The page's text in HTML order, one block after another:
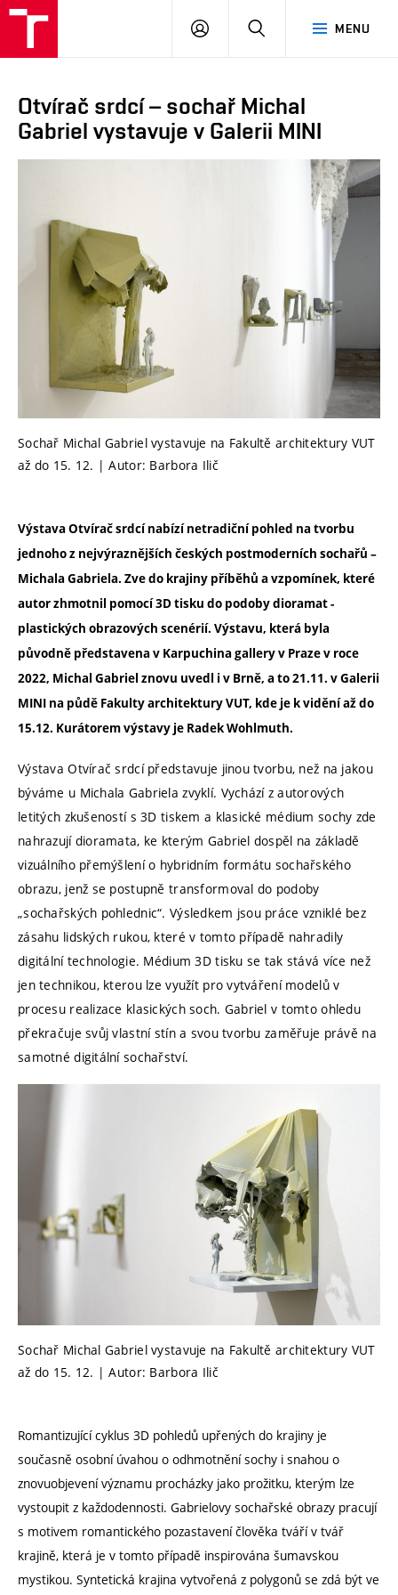
MENU
PŘIHLÁSIT
Otvírač srdcí – sochař Michal
Gabriel vystavuje v Galerii MINI
Sochař Michal Gabriel vystavuje na Fakultě architektury VUT
až do 15. 12. | Autor: Barbora Ilič
Výstava Otvírač srdcí nabízí netradiční pohled na tvorbu
jednoho z nejvýraznějších českých postmoderních sochařů –
Michala Gabriela. Zve do krajiny příběhů a vzpomínek, které
autor zhmotnil pomocí 3D tisku do podoby dioramat -
plastických obrazových scenérií. Výstavu, která byla
původně představena v Karpuchina gallery v Praze v roce
2022, Michal Gabriel znovu uvedl i v Brně, a to 21.11. v Galerii
MINI na půdě Fakulty architektury VUT, kde je k vidění až do
15.12. Kurátorem výstavy je Radek Wohlmuth.
Výstava Otvírač srdcí představuje jinou tvorbu, než na jakou
býváme u Michala Gabriela zvyklí. Vychází z autorových
letitých zkušeností s 3D tiskem a klasické médium sochy zde
nahrazují dioramata, ke kterým Gabriel dospěl na základě
vizuálního přemýšlení o hybridním formátu sochařského
obrazu, jenž se postupně transformoval do podoby
„sochařských pohlednic“. Výsledkem jsou práce vzniklé bez
zásahu lidských rukou, které v tomto případě nahradily
digitální technologie. Médium 3D tisku se tak stává více než
jen technikou, kterou lze využít pro vytváření modelů v
procesu realizace klasických soch. Gabriel v tomto ohledu
překračuje svůj vlastní stín a svou tvorbu zaměřuje právě na
samotné digitální sochařství.
Sochař Michal Gabriel vystavuje na Fakultě architektury VUT
až do 15. 12. | Autor: Barbora Ilič
Romantizující cyklus 3D pohledů upřených do krajiny je
současně osobní úvahou o odhmotnění sochy i snahou o
znovuobjevení významu procházky jako prožitku, kterým lze
vystoupit z každodennosti. Gabrielovy sochařské obrazy pracují
s motivem romantického pozastavení člověka tváří v tvář
krajině, která je v tomto případě inspirována šumavskou
mystikou. Syntetická krajina vytvořená z polygonů se zdá být ve